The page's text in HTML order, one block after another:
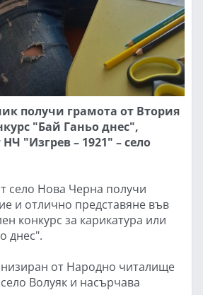
получи грамота от Втория
"Бай Ганьо днес",
"Изгрев – 1921" – село
село Нова Черна получи
и отлично представяне във
конкурс за карикатура или
днес".
от Народно читалище
Волуяк и насърчава